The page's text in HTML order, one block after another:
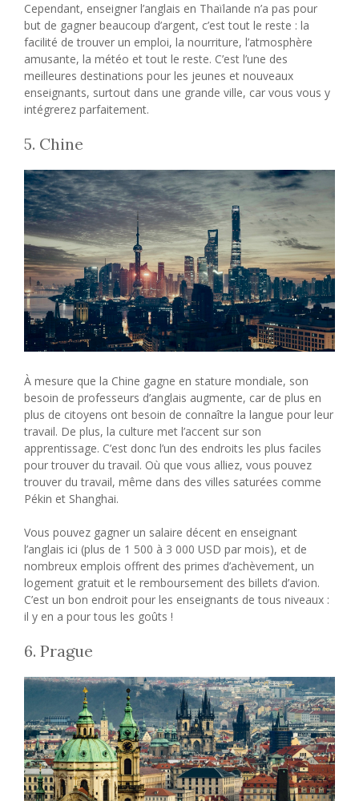
Cependant, enseigner l’anglais en Thaïlande n’a pas pour
but de gagner beaucoup d’argent, c’est tout le reste : la
facilité de trouver un emploi, la nourriture, l’atmosphère
amusante, la météo et tout le reste. C’est l’une des
meilleures destinations pour les jeunes et nouveaux
enseignants, surtout dans une grande ville, car vous vous y
intégrerez parfaitement.
5. Chine
À mesure que la Chine gagne en stature mondiale, son
besoin de professeurs d’anglais augmente, car de plus en
plus de citoyens ont besoin de connaître la langue pour leur
travail. De plus, la culture met l’accent sur son
apprentissage. C’est donc l’un des endroits les plus faciles
pour trouver du travail. Où que vous alliez, vous pouvez
trouver du travail, même dans des villes saturées comme
Pékin et Shanghai.
Vous pouvez gagner un salaire décent en enseignant
l’anglais ici (plus de 1 500 à 3 000 USD par mois), et de
nombreux emplois offrent des primes d’achèvement, un
logement gratuit et le remboursement des billets d’avion.
C’est un bon endroit pour les enseignants de tous niveaux :
il y en a pour tous les goûts !
6. Prague